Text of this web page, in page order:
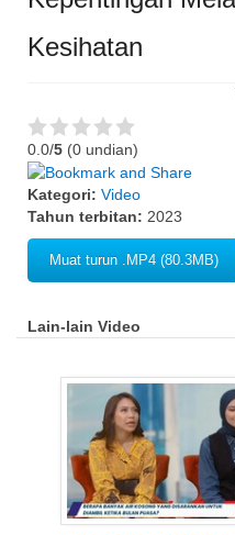
Kesihatan
0.0/5 (0 undian)
Kategori: Video
Tahun terbitan: 2023
Muat turun .MP4 (80.3MB)
Lain-lain Video